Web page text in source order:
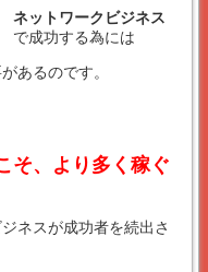
ネットワークビジネス
で成功する為には
あるのです。
そ、より多く稼ぐ
ネスが成功者を続出さ